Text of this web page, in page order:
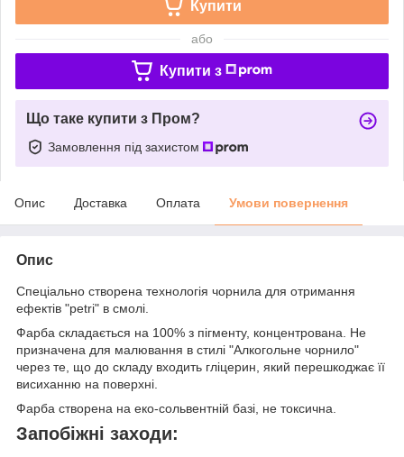
Купити
або
Купити з
Що таке купити з Пром?
Замовлення під захистом
Опис Доставка Оплата Умови повернення
Опис
Спеціально створена технологія чорнила для отримання
ефектів "petri" в смолі.
Фарба складається на 100% з пігменту, концентрована. Не
призначена для малювання в стилі "Алкогольне чорнило"
через те, що до складу входить гліцерин, який перешкоджає її
висиханню на поверхні.
Фарба створена на еко-сольвентній базі, не токсична.
Запобіжні заходи: